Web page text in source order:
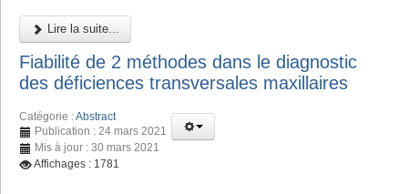
Lire la suite...
Fiabilité de 2 méthodes dans le diagnostic
des déficiences transversales maxillaires
Catégorie :Abstract
Publication : 24 mars 2021
Mis à jour : 30 mars 2021
Affichages : 1781